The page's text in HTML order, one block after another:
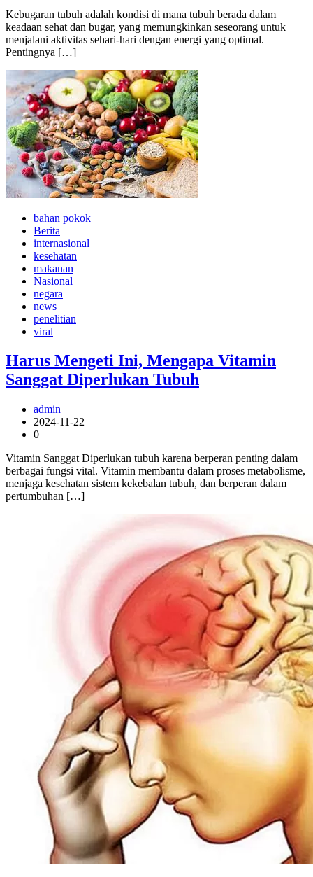
Kebugaran tubuh adalah kondisi di mana tubuh berada dalam
keadaan sehat dan bugar, yang memungkinkan seseorang untuk
menjalani aktivitas sehari-hari dengan energi yang optimal.
Pentingnya […]
bahan pokok
Berita
internasional
kesehatan
makanan
Nasional
negara
news
penelitian
viral
Harus Mengeti Ini, Mengapa Vitamin
Sanggat Diperlukan Tubuh
admin
2024-11-22
0
Vitamin Sanggat Diperlukan tubuh karena berperan penting dalam
berbagai fungsi vital. Vitamin membantu dalam proses metabolisme,
menjaga kesehatan sistem kekebalan tubuh, dan berperan dalam
pertumbuhan […]